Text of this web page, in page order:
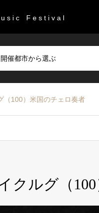
s i c F e s t i v a l
開催都市から選ぶ
（100）米国のチェロ奏者
クルグ（